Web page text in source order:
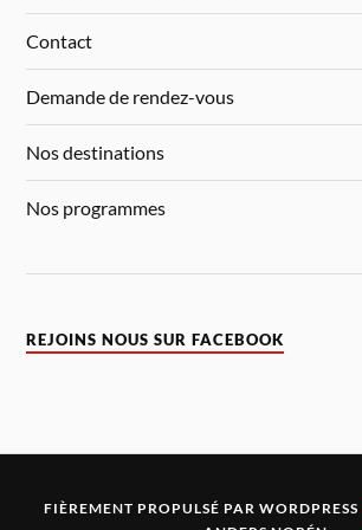
Contact
Demande de rendez-vous
Nos destinations
Nos programmes
REJOINS NOUS SUR FACEBOOK
FIÈREMENT PROPULSÉ PAR WORDPRESS